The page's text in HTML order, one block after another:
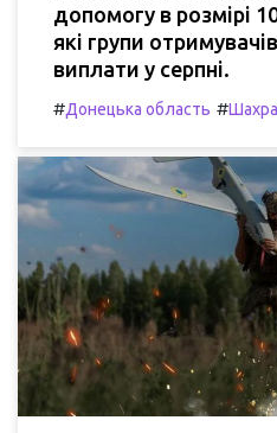
допомогу в розмірі
які групи
виплати у серпні.
#Донецька область #